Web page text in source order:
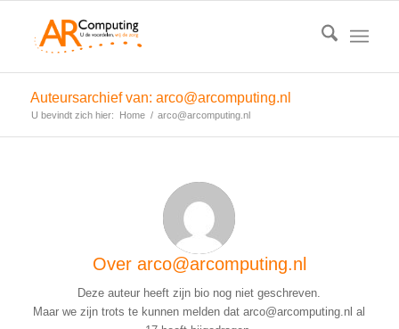
Auteursarchief van: arco@arcomputing.nl
U bevindt zich hier: Home / arco@arcomputing.nl
Over arco@arcomputing.nl
Deze auteur heeft zijn bio nog niet geschreven.
Maar we zijn trots te kunnen melden datarco@arcomputing.nl al